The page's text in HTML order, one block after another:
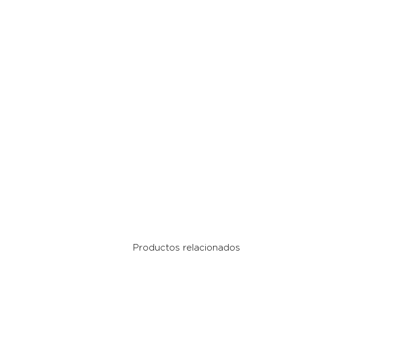
Productos relacionados